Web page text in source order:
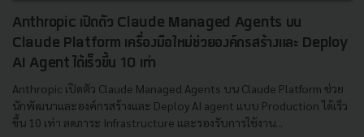
Anthropic เปิดตัว Claude Managed Agents บน
Claude Platform เครื่องมือใหม่ช่วยองค์กรสร้างและ Deploy
AI Agent ได้เร็วขึ้น 10 เท่า
Anthropic เปิดตัว Claude Managed Agents บน Claude Platform ช่วย
นักพัฒนาและองค์กรสร้างและ Deploy AI agent แบบ Production ได้เร็ว
ขึ้น 10 เท่า ลดภาระ Infrastructure และรองรับการใช้งาน...